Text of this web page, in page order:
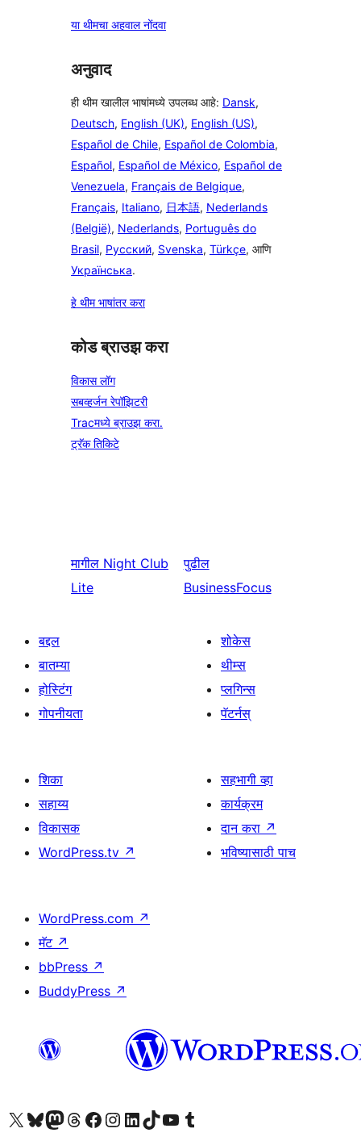
या थीमचा अहवाल नोंदवा
अनुवाद
ही थीम खालील भाषांमध्ये उपलब्ध आहे: Dansk,
Deutsch, English (UK), English (US),
Español de Chile, Español de Colombia,
Español, Español de México, Español de
Venezuela, Français de Belgique,
Français, Italiano, 日本語, Nederlands
(België), Nederlands, Português do
Brasil, Русский, Svenska, Türkçe, आणि
Українська.
हे थीम भाषांतर करा
कोड ब्राउझ करा
विकास लॉग
सबव्हर्जन रेपॉझिटरी
Tracमध्ये ब्राउझ करा.
ट्रॅक तिकिटे
मागील Night Club
Lite
पुढील
BusinessFocus
बद्दल
बातम्या
होस्टिंग
गोपनीयता
शोकेस
थीम्स
प्लगिन्स
पॅटर्नस्
शिका
सहाय्य
विकासक
WordPress.tv ↗
सहभागी व्हा
कार्यक्रम
दान करा ↗
भविष्यासाठी पाच
WordPress.com ↗
मॅट ↗
bbPress ↗
BuddyPress ↗
आमच्या X (एक्स) (पूर्वीचे ट्विटर) खात्याला भेट द्या आमच्या ब्लूस्की खात्याला भेट द्या.आमच्या Mastodon खात्याला भेट द्या.आमच्या थ्रेड्स खात्याला भेट द्या. आमच्या फेसबुक पेजला भेट द्या आमच्या इंस्टाग्राम खात्याला भेट द्या आमच्या लिंक्डइन खात्याला भेट द्या आमच्या टिकटॉक अकाउंटला भेट द्या.आमच्या यूट्यूब चॅनेलला भेट द्या आमच्या टंबलर खात्याला भेट द्या.